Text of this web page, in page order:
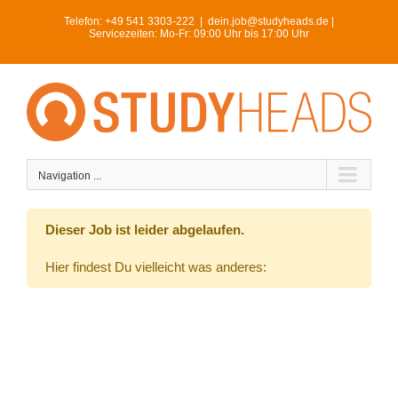
Telefon: +49 541 3303-222
dein.job@studyheads.de |
Servicezeiten: Mo-Fr: 09:00 Uhr bis 17:00 Uhr
Navigation ...
Dieser Job ist leider abgelaufen.
Hier findest Du vielleicht was anderes: